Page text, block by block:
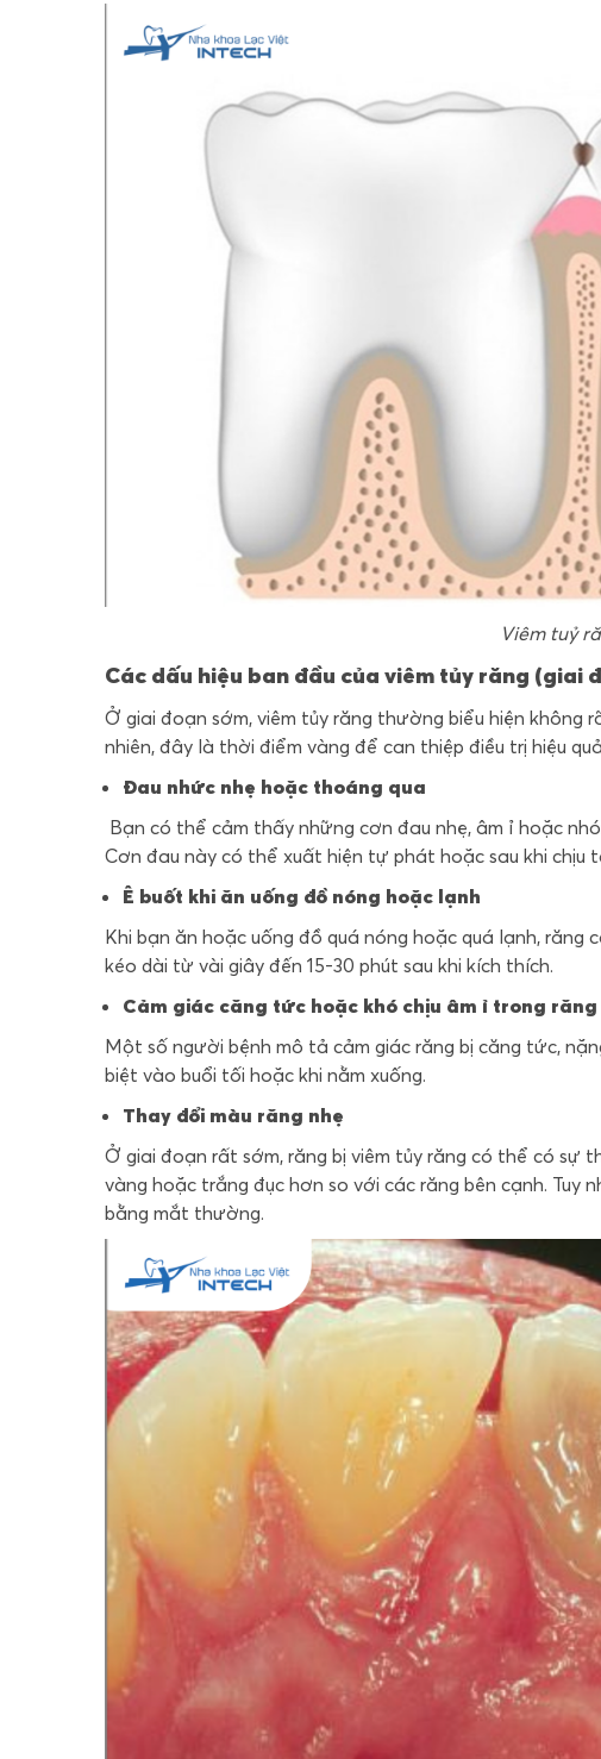
Viêm tuỷ
Các dấu hiệu ban đầu của viêm tủy răng (giai
Ở giai đoạn sớm, viêm tủy răng thường biểu hiện không
nhiên, đây là thời điểm vàng để can thiệp điều trị hiệu
Đau nhức nhẹ hoặc thoáng qua
Bạn có thể cảm thấy những cơn đau nhẹ, âm ỉ hoặc
Cơn đau này có thể xuất hiện tự phát hoặc sau khi chịu
Ê buốt khi ăn uống đồ nóng hoặc lạnh
Khi bạn ăn hoặc uống đồ quá nóng hoặc quá lạnh, răng
kéo dài từ vài giây đến 15-30 phút sau khi kích thích.
Cảm giác căng tức hoặc khó chịu âm ỉ trong răng
Một số người bệnh mô tả cảm giác răng bị căng tức,
biệt vào buổi tối hoặc khi nằm xuống.
Thay đổi màu răng nhẹ
Ở giai đoạn rất sớm, răng bị viêm tủy răng có thể có sự
vàng hoặc trắng đục hơn so với các răng bên cạnh. Tuy
bằng mắt thường.